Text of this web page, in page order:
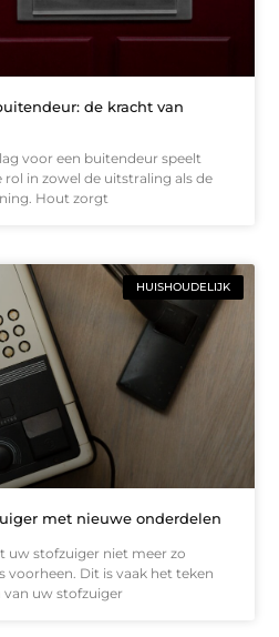
de kracht van
voor een buitendeur speelt
in zowel de uitstraling als de
Hout zorgt
HUISHOUDELIJK
met nieuwe onderdelen
uw stofzuiger niet meer zo
voorheen. Dit is vaak het teken
van uw stofzuiger